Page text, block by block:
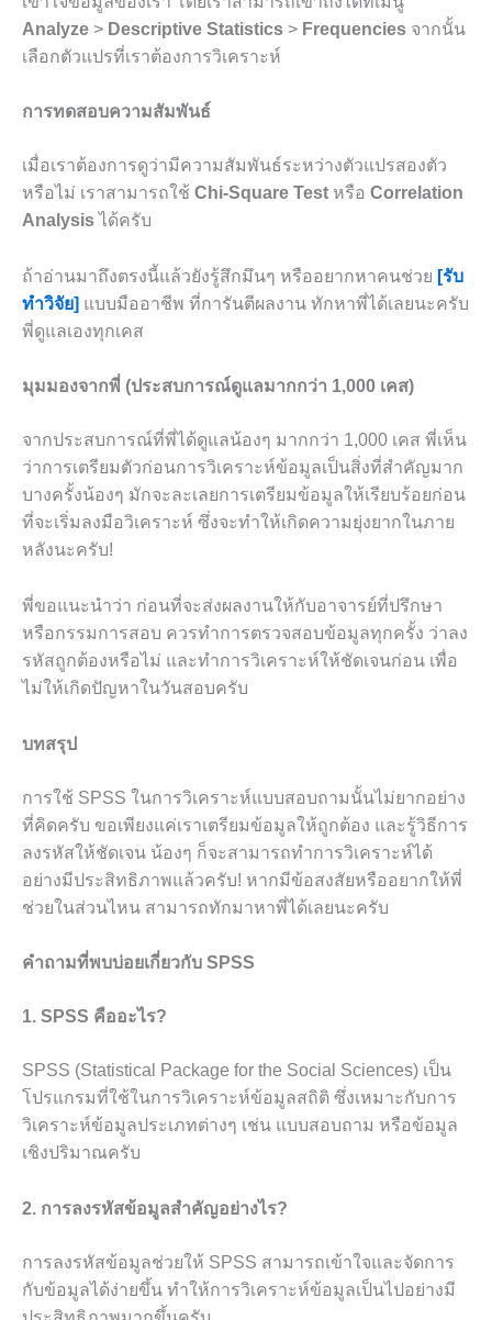
Analyze > Descriptive Statistics > Frequencies จากนั้น
เลือกตัวแปรที่เราต้องการวิเคราะห์
การทดสอบความสัมพันธ์
เมื่อเราต้องการดูว่ามีความสัมพันธ์ระหว่างตัวแปรสองตัว
หรือไม่ เราสามารถใช้ Chi-Square Test หรือ Correlation
Analysisได้ครับ
ถ้าอ่านมาถึงตรงนี้แล้วยังรู้สึกมึนๆ หรืออยากหาคนช่วย [รับ
ทำวิจัย] แบบมืออาชีพ ที่การันตีผลงาน ทักหาพี่ได้เลยนะครับ
พี่ดูแลเองทุกเคส
มุมมองจากพี่ (ประสบการณ์ดูแลมากกว่า 1,000 เคส)
จากประสบการณ์ที่พี่ได้ดูแลน้องๆ มากกว่า 1,000 เคส พี่เห็น
ว่าการเตรียมตัวก่อนการวิเคราะห์ข้อมูลเป็นสิ่งที่สำคัญมาก
บางครั้งน้องๆ มักจะละเลยการเตรียมข้อมูลให้เรียบร้อยก่อน
ที่จะเริ่มลงมือวิเคราะห์ ซึ่งจะทำให้เกิดความยุ่งยากในภาย
หลังนะครับ!
พี่ขอแนะนำว่า ก่อนที่จะส่งผลงานให้กับอาจารย์ที่ปรึกษา
หรือกรรมการสอบ ควรทำการตรวจสอบข้อมูลทุกครั้ง ว่าลง
รหัสถูกต้องหรือไม่ และทำการวิเคราะห์ให้ชัดเจนก่อน เพื่อ
ไม่ให้เกิดปัญหาในวันสอบครับ
บทสรุป
การใช้ SPSS ในการวิเคราะห์แบบสอบถามนั้นไม่ยากอย่าง
ที่คิดครับ ขอเพียงแค่เราเตรียมข้อมูลให้ถูกต้อง และรู้วิธีการ
ลงรหัสให้ชัดเจน น้องๆ ก็จะสามารถทำการวิเคราะห์ได้
อย่างมีประสิทธิภาพแล้วครับ! หากมีข้อสงสัยหรืออยากให้พี่
ช่วยในส่วนไหน สามารถทักมาหาพี่ได้เลยนะครับ
คำถามที่พบบ่อยเกี่ยวกับ SPSS
1. SPSS คืออะไร?
SPSS (Statistical Package for the Social Sciences) เป็น
โปรแกรมที่ใช้ในการวิเคราะห์ข้อมูลสถิติ ซึ่งเหมาะกับการ
วิเคราะห์ข้อมูลประเภทต่างๆ เช่น แบบสอบถาม หรือข้อมูล
เชิงปริมาณครับ
2. การลงรหัสข้อมูลสำคัญอย่างไร?
การลงรหัสข้อมูลช่วยให้ SPSS สามารถเข้าใจและจัดการ
กับข้อมูลได้ง่ายขึ้น ทำให้การวิเคราะห์ข้อมูลเป็นไปอย่างมี